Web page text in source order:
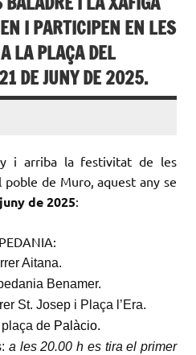
I PARTICIPEN EN LES
LA PLAÇA DEL
DE JUNY DE 2025.
i arriba la festivitat de les
de Muro, aquest any se
de 2025:
Aitana.
Benamer.
St. Josep i Plaça l’Era.
plaça de Palàcio.
a les 20.00 h es tira el primer